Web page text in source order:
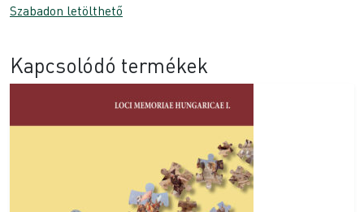
Szabadon letölthető
Kapcsolódó termékek